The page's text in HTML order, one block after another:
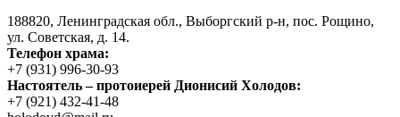
188820, Ленинградская обл., Выборгский р-н, пос. Рощино,
ул. Советская, д. 14.
Телефон храма:
+7 (931) 996-30-93
Настоятель – протоиерей Дионисий Холодов:
+7 (921) 432-41-48